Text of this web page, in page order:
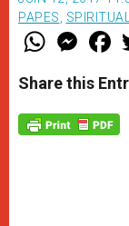
PAPES,
W
t
s
p
p
M
e
s
e
g
e
F
a
e
b
o
k
Share this